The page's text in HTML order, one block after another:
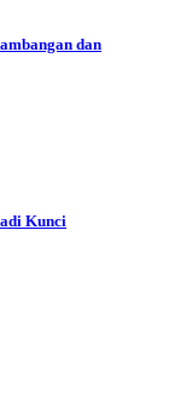
dan
Kunci